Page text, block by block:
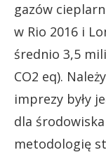
gazów
w Rio 2016 i
średnio 3,5
CO2 eq).
imprezy były
dla
metodologię